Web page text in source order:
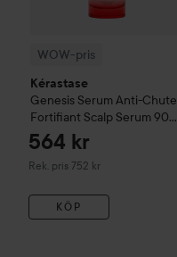
WOW-pris
Kérastase
Genesis Serum Anti-Chute
Fortifiant Scalp Serum90
ml
564 kr
Rek. pris 752 kr
Rekommenderat pris 752 kr
KÖP